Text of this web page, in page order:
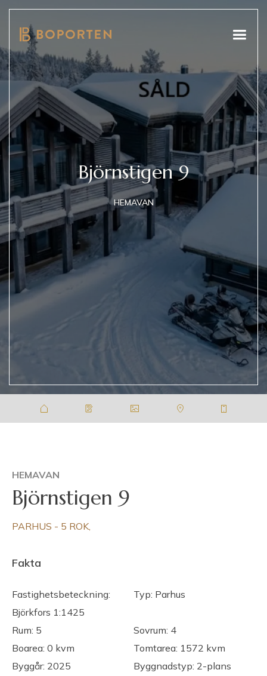
Björnstigen 9
HEMAVAN
HEMAVAN
Björnstigen 9
PARHUS - 5 ROK,
Fakta
Fastighetsbeteckning:
Björkfors 1:1425
Typ: Parhus
Rum: 5
Sovrum: 4
Boarea: 0 kvm
Tomtarea: 1572 kvm
Byggår: 2025
Byggnadstyp: 2-plans